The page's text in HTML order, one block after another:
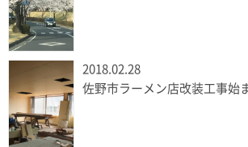
2018.02.28
佐野市ラーメン店改装工事始